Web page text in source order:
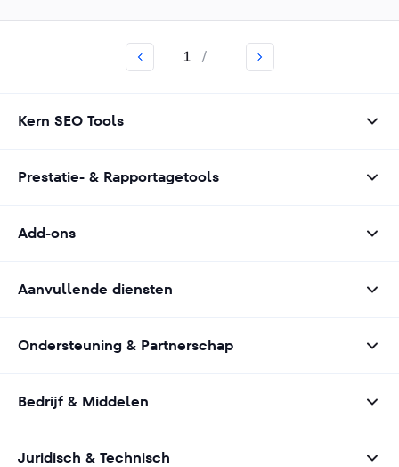
1 /
Kern SEO Tools
Prestatie- & Rapportagetools
Add-ons
Aanvullende diensten
Ondersteuning & Partnerschap
Bedrijf & Middelen
Juridisch & Technisch